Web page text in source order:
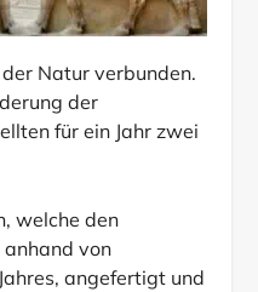
Natur verbunden.
der
für ein Jahr zwei
welche den
von
angefertigt und